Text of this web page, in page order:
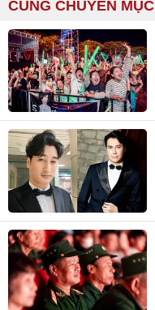
CÙNG CHUYÊN MỤC